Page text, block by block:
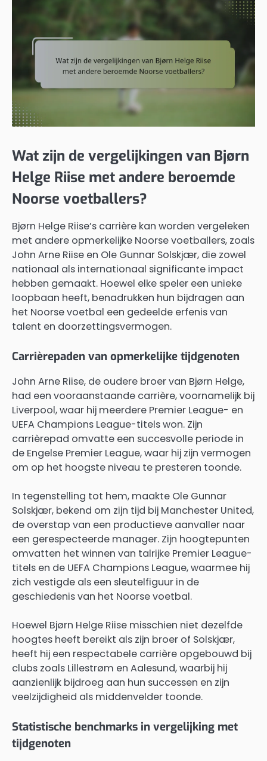
Wat zijn de vergelijkingen van Bjørn
Helge Riise met andere beroemde
Noorse voetballers?
Bjørn Helge Riise’s carrière kan worden vergeleken
met andere opmerkelijke Noorse voetballers, zoals
John Arne Riise en Ole Gunnar Solskjær, die zowel
nationaal als internationaal significante impact
hebben gemaakt. Hoewel elke speler een unieke
loopbaan heeft, benadrukken hun bijdragen aan
het Noorse voetbal een gedeelde erfenis van
talent en doorzettingsvermogen.
Carrièrepaden van opmerkelijke tijdgenoten
John Arne Riise, de oudere broer van Bjørn Helge,
had een vooraanstaande carrière, voornamelijk bij
Liverpool, waar hij meerdere Premier League- en
UEFA Champions League-titels won. Zijn
carrièrepad omvatte een succesvolle periode in
de Engelse Premier League, waar hij zijn vermogen
om op het hoogste niveau te presteren toonde.
In tegenstelling tot hem, maakte Ole Gunnar
Solskjær, bekend om zijn tijd bij Manchester United,
de overstap van een productieve aanvaller naar
een gerespecteerde manager. Zijn hoogtepunten
omvatten het winnen van talrijke Premier League-
titels en de UEFA Champions League, waarmee hij
zich vestigde als een sleutelfiguur in de
geschiedenis van het Noorse voetbal.
Hoewel Bjørn Helge Riise misschien niet dezelfde
hoogtes heeft bereikt als zijn broer of Solskjær,
heeft hij een respectabele carrière opgebouwd bij
clubs zoals Lillestrøm en Aalesund, waarbij hij
aanzienlijk bijdroeg aan hun successen en zijn
veelzijdigheid als middenvelder toonde.
Statistische benchmarks in vergelijking met
tijdgenoten